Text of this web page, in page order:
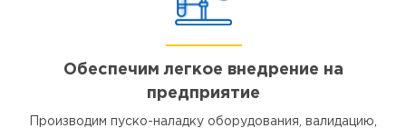
Обеспечим легкое внедрение на
предприятие
Производим пуско-наладку оборудования, валидацию,